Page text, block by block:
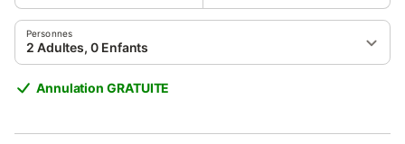
Personnes
2 Adultes, 0 Enfants
Annulation GRATUITE